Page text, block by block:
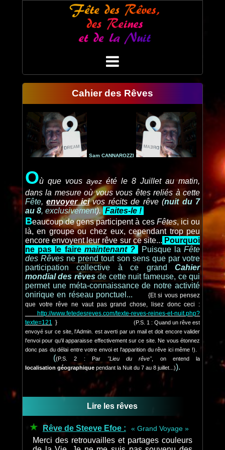
Cahier des Rêves
Sam CANNAROZZI
Où que vous ayez été le 8 Juillet au matin,
dans la mesure où vous vous êtes reliés à cette
Fête,envoyer icivos récits de rêve (nuit du 7
au 8, exclusivement). Faites-le !
Beaucoup de gens participent à ces Fêtes, ici ou
là, en groupe ou chez eux, cependant trop peu
encore envoyent leur rêve sur ce site... Pourquoi
ne pas le fairemaintenant ? Puisque laFête
des Rêvesne prend tout son sens que par votre
participation collective à ce grandCahier
mondial des rêvesde cette nuit fameuse, ce qui
permet une méta-connaissance de notre activité
onirique en réseau ponctuel...
{Et si vous pensez
que votre rêve ne vaut pas grand chose, lisez donc ceci :
http://www.fetedesreves.com/texte-reves-reines-et-nuit.php?
texte=121 }
(P.S. 1 : Quand un rêve est
envoyé sur ce site, l'Admin. est averti par un mail et doit encore valider
l'envoi pour qu'il apparaisse effectivement sur ce site. Ne vous étonnez
donc pas du délai entre votre envoi et l'apparition du rêve ici même !).
((P.S. 2 : Par "Lieu du rêve", on entend la
localisation géographique pendant la Nuit du 7 au 8 juillet...)).
Lire les rêves
Rêve de Steeve Efoe : « Grand Voyage »
Merci des retrouvailles et partages couleurs